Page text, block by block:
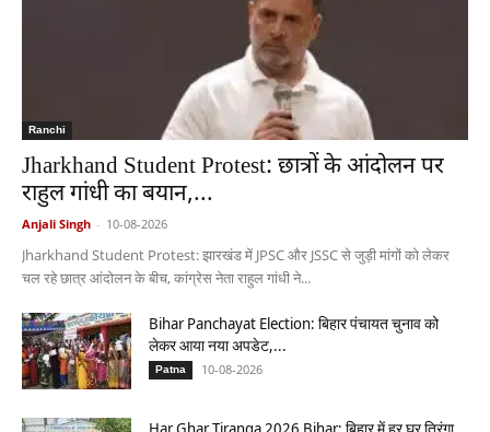
Ranchi
Jharkhand Student Protest: छात्रों के आंदोलन पर
राहुल गांधी का बयान,...
Anjali Singh - 10-08-2026
Jharkhand Student Protest: झारखंड में JPSC और JSSC से जुड़ी मांगों को लेकर
चल रहे छात्र आंदोलन के बीच, कांग्रेस नेता राहुल गांधी ने...
Bihar Panchayat Election: बिहार पंचायत चुनाव को
लेकर आया नया अपडेट,...
Patna 10-08-2026
Har Ghar Tiranga 2026 Bihar: बिहार में हर घर तिरंगा